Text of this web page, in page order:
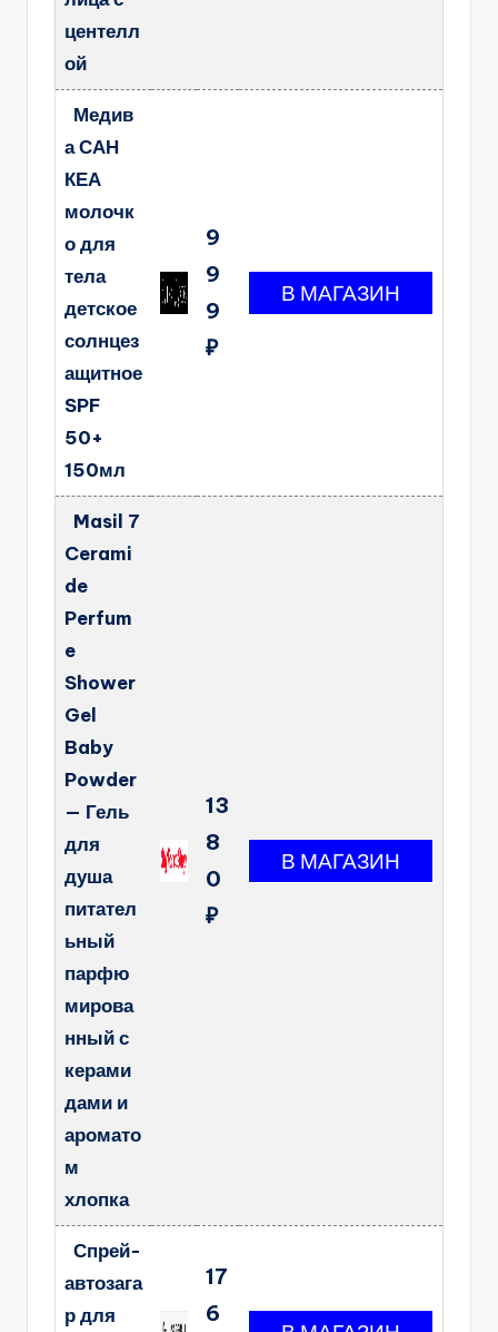
центелл
ой
Медив
а САН
КЕА
молочк
о для
тела
детское
солнцез
ащитное
SPF
50+
150мл
9
9
9
₽
Masil 7
Cerami
de
Perfum
e
Shower
Gel
Baby
Powder
— Гель
для
душа
питател
ьный
парфю
мирова
нный с
керами
дами и
аромато
м
хлопка
13
8
0
₽
Спрей-
автозага
р для
17
6